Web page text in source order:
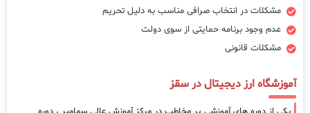
مشکلات در انتخاب صرافی مناسب به دلیل تحریم
عدم وجود برنامه حمایتی از سوی دولت
مشکلات قانونی
آموزشگاه ارز دیجیتال در سقز